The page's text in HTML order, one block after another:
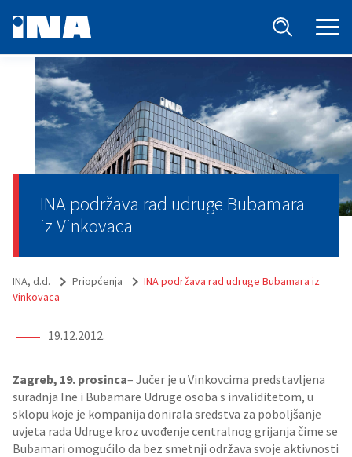
INA podržava rad udruge Bubamara
iz Vinkovaca
INA, d.d. Priopćenja
INA podržava rad udruge Bubamara iz
Vinkovaca
19.12.2012.
Zagreb, 19. prosinca– Jučer je u Vinkovcima predstavljena
suradnja Ine i Bubamare Udruge osoba s invaliditetom, u
sklopu koje je kompanija donirala sredstva za poboljšanje
uvjeta rada Udruge kroz uvođenje centralnog grijanja čime se
Bubamari omogućilo da bez smetnji održava svoje aktivnosti